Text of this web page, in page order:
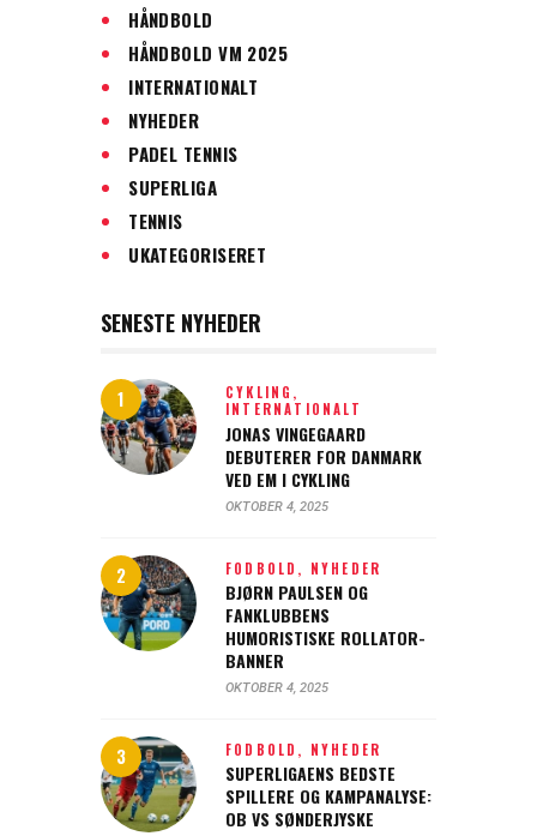
HÅNDBOLD
HÅNDBOLD VM 2025
INTERNATIONALT
NYHEDER
PADEL TENNIS
SUPERLIGA
TENNIS
UKATEGORISERET
SENESTE NYHEDER
CYKLING,
INTERNATIONALT
JONAS VINGEGAARD
DEBUTERER FOR DANMARK
VED EM I CYKLING
OKTOBER 4, 2025
FODBOLD, NYHEDER
BJØRN PAULSEN OG
FANKLUBBENS
HUMORISTISKE ROLLATOR-
BANNER
OKTOBER 4, 2025
FODBOLD, NYHEDER
SUPERLIGAENS BEDSTE
SPILLERE OG KAMPANALYSE:
OB VS SØNDERJYSKE